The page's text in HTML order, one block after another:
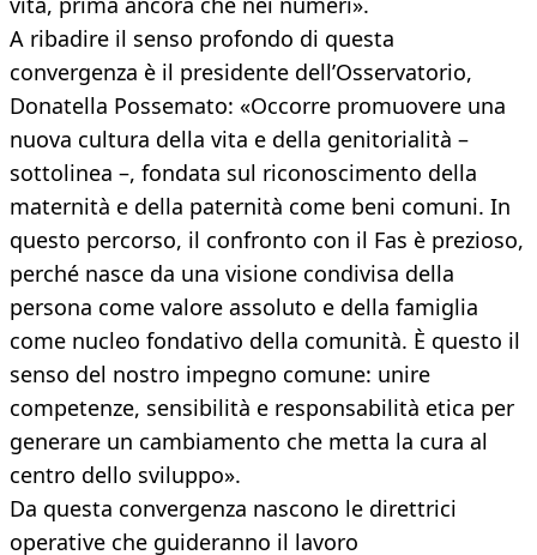
A ribadire il senso profondo di questa
convergenza è il presidente dell’Osservatorio,
Donatella Possemato: «Occorre promuovere una
nuova cultura della vita e della genitorialità –
sottolinea –, fondata sul riconoscimento della
maternità e della paternità come beni comuni. In
questo percorso, il confronto con il Fas è prezioso,
perché nasce da una visione condivisa della
persona come valore assoluto e della famiglia
come nucleo fondativo della comunità. È questo il
senso del nostro impegno comune: unire
competenze, sensibilità e responsabilità etica per
generare un cambiamento che metta la cura al
centro dello sviluppo».
Da questa convergenza nascono le direttrici
operative che guideranno il lavoro